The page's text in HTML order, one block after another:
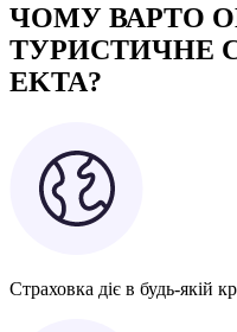
ЧОМУ ВАРТО
ТУРИСТИЧНЕ
EKTA?
Страховка діє в будь-якій